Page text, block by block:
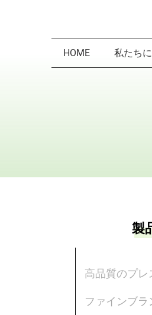
HOME 私たち
製
高品質のプレ
ファインブラ